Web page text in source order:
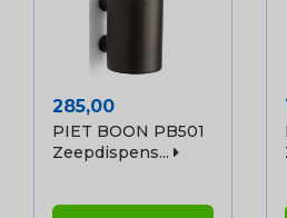
Prijs
285,00
PIET BOON PB501
Zeepdispens...